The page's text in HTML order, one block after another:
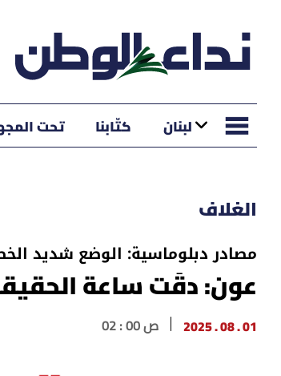
لبنان كتّابنا تحت
الغلاف
مصادر دبلوماسية: الوضع شديد
عون: دقَت ساعة
01 . 08 . 2025 02 : 00 ص